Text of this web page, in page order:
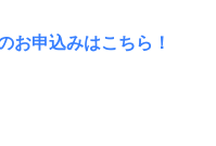
お申込みはこちら！